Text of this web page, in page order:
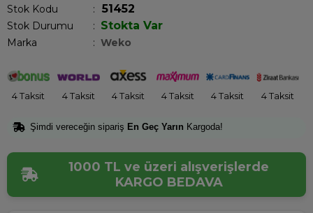
Stok Kodu 51452
Stok Durumu : Stokta Var
Marka : Weko
4 Taksit 4 Taksit 4 Taksit 4 Taksit 4 Taksit 4 Taksit
Şimdi vereceğin sipariş En Geç Yarın Kargoda!
1000 TL ve üzeri alışverişlerde
KARGO BEDAVA